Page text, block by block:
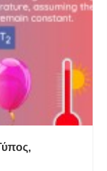
εάν ο